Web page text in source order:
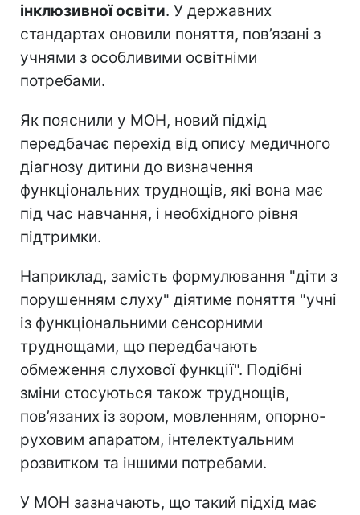
інклюзивної освіти. У державних
стандартах оновили поняття, пов’язані з
учнями з особливими освітніми
потребами.
Як пояснили у МОН, новий підхід
передбачає перехід від опису медичного
діагнозу дитини до визначення
функціональних труднощів, які вона має
під час навчання, і необхідного рівня
підтримки.
Наприклад, замість формулювання "діти з
порушенням слуху" діятиме поняття "учні
із функціональними сенсорними
труднощами, що передбачають
обмеження слухової функції". Подібні
зміни стосуються також труднощів,
пов’язаних із зором, мовленням, опорно-
руховим апаратом, інтелектуальним
розвитком та іншими потребами.
У МОН зазначають, що такий підхід має